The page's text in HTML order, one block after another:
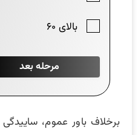
برخلاف باور عموم،